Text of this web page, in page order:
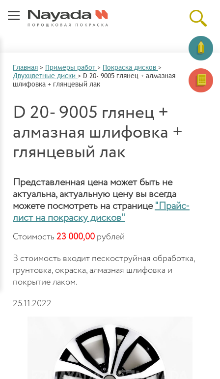
Главная > Примеры работ > Покраска дисков >
Двухцветные диски > D 20- 9005 глянец + алмазная
шлифовка + глянцевый лак
D 20- 9005 глянец +
алмазная шлифовка +
глянцевый лак
Представленная цена может быть не
актуальна, актуальную цену вы всегда
можете посмотреть на странице "Прайс-
лист на покраску дисков"
Стоимость 23 000,00 рублей
В стоимость входит пескоструйная обработка,
грунтовка, окраска, алмазная шлифовка и
покрытие лаком.
25.11.2022